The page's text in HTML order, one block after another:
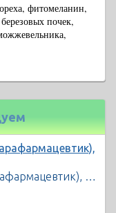
фитомеланин,
почек,
Вин Вита 1 литр (природный парафармацевтик), Экофарм